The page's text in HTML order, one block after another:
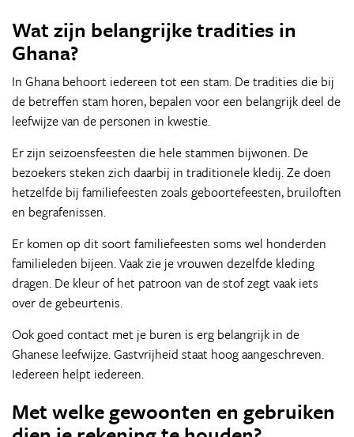
Wat zijn belangrijke tradities in
Ghana?
In Ghana behoort iedereen tot een stam. De tradities die bij
de betreffen stam horen, bepalen voor een belangrijk deel de
leefwijze van de personen in kwestie.
Er zijn seizoensfeesten die hele stammen bijwonen. De
bezoekers steken zich daarbij in traditionele kledij. Ze doen
hetzelfde bij familiefeesten zoals geboortefeesten, bruiloften
en begrafenissen.
Er komen op dit soort familiefeesten soms wel honderden
familieleden bijeen. Vaak zie je vrouwen dezelfde kleding
dragen. De kleur of het patroon van de stof zegt vaak iets
over de gebeurtenis.
Ook goed contact met je buren is erg belangrijk in de
Ghanese leefwijze. Gastvrijheid staat hoog aangeschreven.
Iedereen helpt iedereen.
Met welke gewoonten en gebruiken